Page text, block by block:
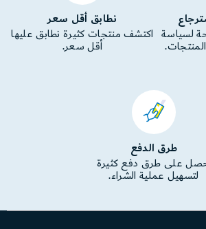
لسياسة
نطابق أقل سعر
اكتشف منتجات كثيرة نطابق عليها
أقل سعر.
طرق الدفع
على طرق دفع كثيرة
لتسهيل عملية الشراء.